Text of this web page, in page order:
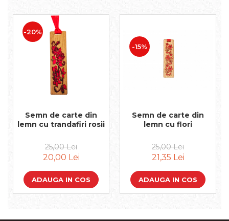
-20%
Semn de carte din
lemn cu trandafiri rosii
25,00 Lei
20,00 Lei
ADAUGA IN COS
-15%
Semn de carte din
lemn cu flori
25,00 Lei
21,35 Lei
ADAUGA IN COS